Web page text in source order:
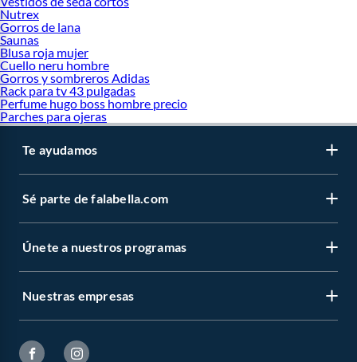
Nutrex
Gorros de lana
Saunas
Blusa roja mujer
Cuello neru hombre
Gorros y sombreros Adidas
Rack para tv 43 pulgadas
Perfume hugo boss hombre precio
Parches para ojeras
Te ayudamos
Sé parte de falabella.com
Únete a nuestros programas
Nuestras empresas